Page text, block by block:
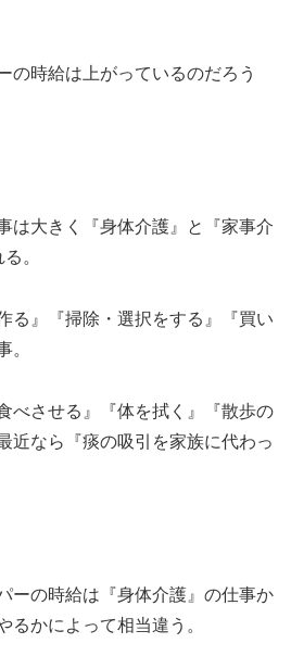
時給は上がっているのだろう
は大きく『身体介護』と『家事介
。
る』『掃除・選択をする』『買い
。
べさせる』『体を拭く』『散歩の
近なら『痰の吸引を家族に代わっ
ーの時給は『身体介護』の仕事か
るかによって相当違う。